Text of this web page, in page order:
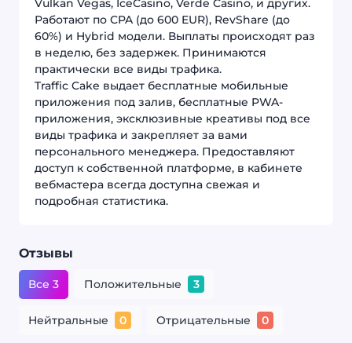
Vulkan Vegas, IceCasino, Verde Casino, и других.
Работают по CPA (до 600 EUR), RevShare (до
60%) и Hybrid модели. Выплаты происходят раз
в неделю, без задержек. Принимаются
практически все виды трафика.
Traffic Cake выдает бесплатные мобильные
приложения под залив, бесплатные PWA-
приложения, эксклюзивные креативы под все
виды трафика и закрепляет за вами
персонального менеджера. Предоставляют
доступ к собственной платформе, в кабинете
вебмастера всегда доступна свежая и
подробная статистика.
Отзывы
Все 3 Положительные 3
Нейтральные 0 Отрицательные 0